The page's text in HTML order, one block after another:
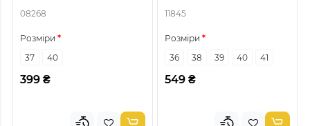
08268
Розміри
37
40
399 ₴
11845
Розміри
36
38 39 40 41
549 ₴